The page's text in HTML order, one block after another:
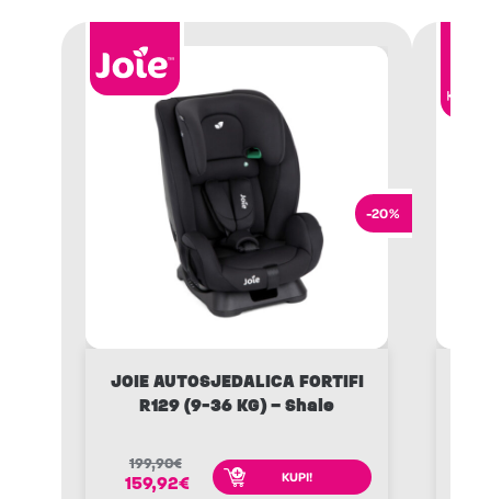
-20%
JOIE AUTOSJEDALICA FORTIFI
R129 (9-36 KG) – Shale
199,90€
159,92€ KUPI!